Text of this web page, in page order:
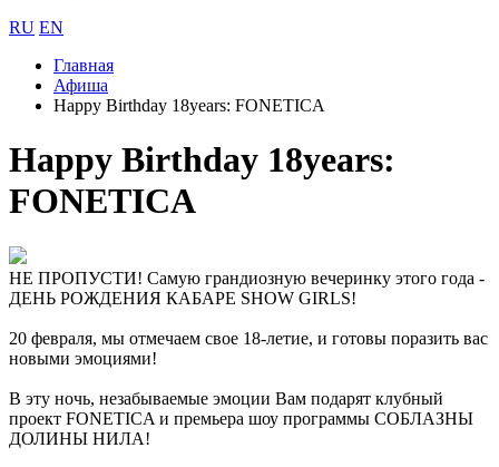
RU EN
Главная
Афиша
Happy Birthday 18years: FONETICA
Happy Birthday 18years:
FONETICA
НЕ ПРОПУСТИ! Самую грандиозную вечеринку этого года -
ДЕНЬ РОЖДЕНИЯ КАБАРЕ SHOW GIRLS!
20 февраля, мы отмечаем свое 18-летие, и готовы поразить вас
новыми эмоциями!
В эту ночь, незабываемые эмоции Вам подарят клубный
проект FONETICA и премьера шоу программы СОБЛАЗНЫ
ДОЛИНЫ НИЛА!